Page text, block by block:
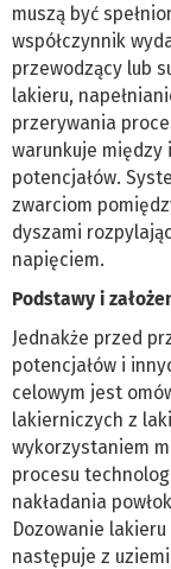
muszą być
współczynnik
przewodzący lub
lakieru,
przerywania
warunkuje
potencjałów.
zwarciom
dyszami
napięciem.
Podstawy i
Jednakże przed
potencjałów i
celowym jest
lakierniczych z
wykorzystaniem
procesu
nakładania
Dozowanie
następuje z